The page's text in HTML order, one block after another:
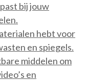
bij jouw
hebt voor
en spiegels.
middelen om
en